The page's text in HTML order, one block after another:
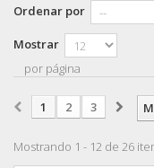
Ordenar por
Mostrar
por página
1 2 3
Mostrando 1 - 12 de 26